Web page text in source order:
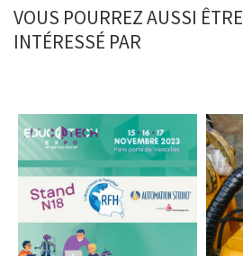
VOUS POURREZ AUSSI ÊTRE
INTÉRESSÉ PAR